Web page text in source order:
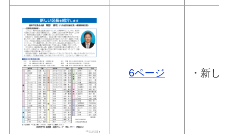
6ページ ・新し